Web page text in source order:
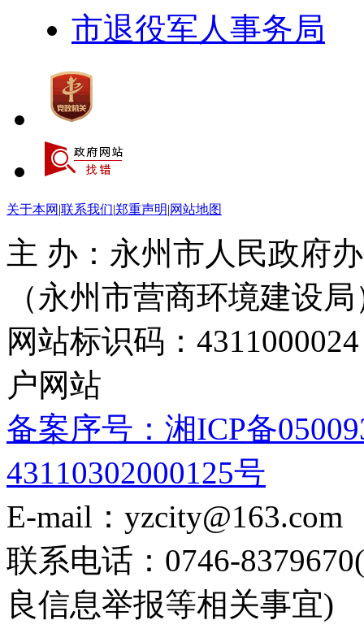
市退役军人事务局
关于本网 |联系我们|郑重声明|网站地图
主 办：永州市人民政府
（永州市营商环境建设局
网站标识码：
户网站
备案序号：湘ICP备
43110302000125号
E-mail：yzcity@163.com
联系电话：0746-
良信息举报等相关事宜)